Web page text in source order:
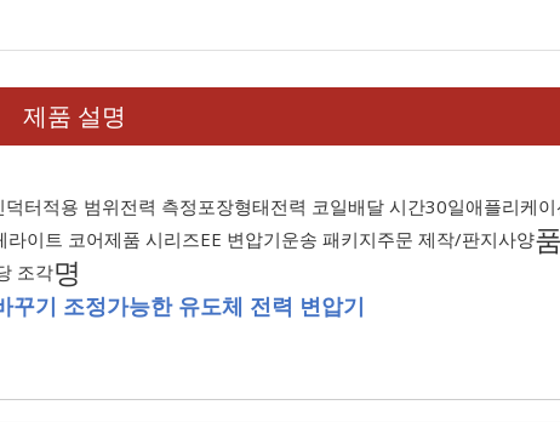
제품 설명
덕터적용 범위전력 측정포장형태전력 코일배달 시간30일애플리케이
라이트 코어제품 시리즈EE 변압기운송 패키지주문 제작/판지사양
조각명
꾸기 조정가능한 유도체 전력 변압기